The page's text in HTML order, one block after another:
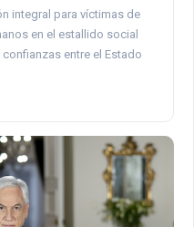
integral para víctimas de
en el estallido social
entre el Estado